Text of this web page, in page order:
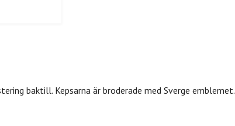
baktill. Kepsarna är broderade med Sverge emblemet.